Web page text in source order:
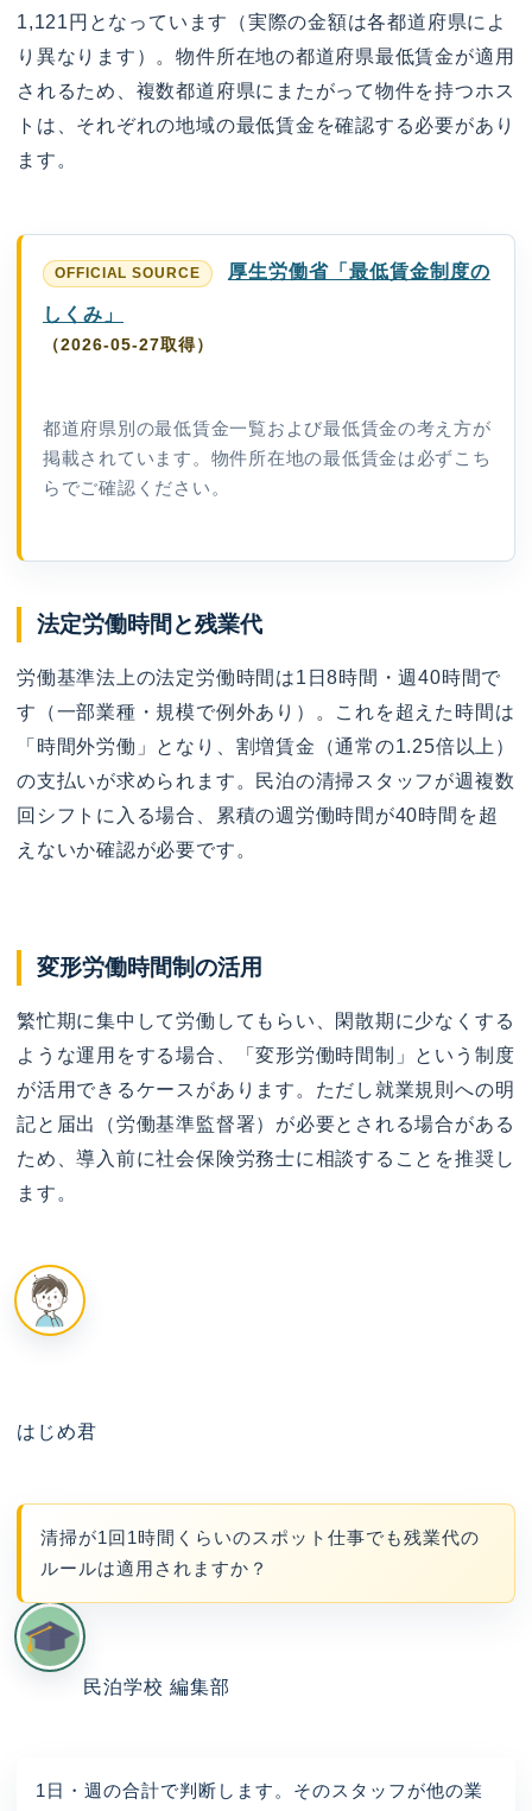
1,121円となっています（実際の金額は各都道府県によ
り異なります）。物件所在地の都道府県最低賃金が適用
されるため、複数都道府県にまたがって物件を持つホス
トは、それぞれの地域の最低賃金を確認する必要があり
ます。
厚生労働省「最低賃金制度の
しくみ」
（2026-05-27取得）
都道府県別の最低賃金一覧および最低賃金の考え方が
掲載されています。物件所在地の最低賃金は必ずこち
らでご確認ください。
法定労働時間と残業代
労働基準法上の法定労働時間は1日8時間・週40時間で
す（一部業種・規模で例外あり）。これを超えた時間は
「時間外労働」となり、割増賃金（通常の1.25倍以上）
の支払いが求められます。民泊の清掃スタッフが週複数
回シフトに入る場合、累積の週労働時間が40時間を超
えないか確認が必要です。
変形労働時間制の活用
繁忙期に集中して労働してもらい、閑散期に少なくする
ような運用をする場合、「変形労働時間制」という制度
が活用できるケースがあります。ただし就業規則への明
記と届出（労働基準監督署）が必要とされる場合がある
ため、導入前に社会保険労務士に相談することを推奨し
ます。
はじめ君
清掃が1回1時間くらいのスポット仕事でも残業代の
ルールは適用されますか？
民泊学校 編集部
1日・週の合計で判断します。そのスタッフが他の業